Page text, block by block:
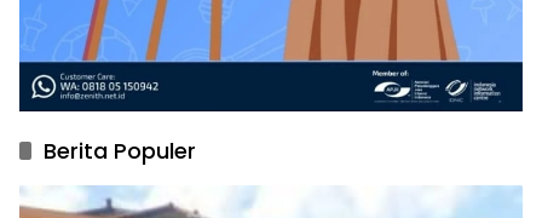
Berita Populer